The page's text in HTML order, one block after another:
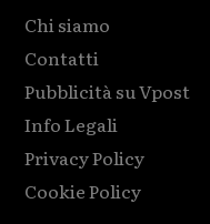
Chi siamo
Contatti
Pubblicità su Vpost
Info Legali
Privacy Policy
Cookie Policy